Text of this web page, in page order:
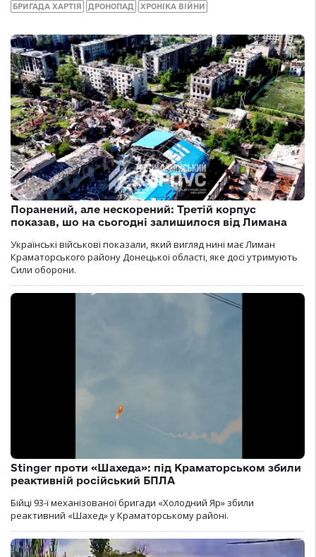
БРИГАДА ХАРТІЯ ДРОНОПАД ХРОНІКА ВІЙНИ
Поранений, але нескорений: Третій корпус
показав, шо на сьогодні залишилося від Лимана
Українські військові показали, який вигляд нині має Лиман
Краматорського району Донецької області, яке досі утримують
Сили оборони.
Stinger проти «Шахеда»: під Краматорськом збили
реактивній російський БПЛА
Бійці 93-ї механізованої бригади «Холодний Яр» збили
реактивний «Шахед» у Краматорському районі.